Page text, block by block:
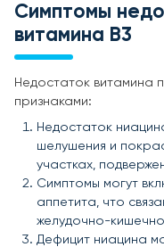
Симптомы
витамина В3
Недостаток витамина
признаками:
Недостаток
шелушения и
участках,
Симптомы могут
аппетита, что
желудочно-
Дефицит ниацина